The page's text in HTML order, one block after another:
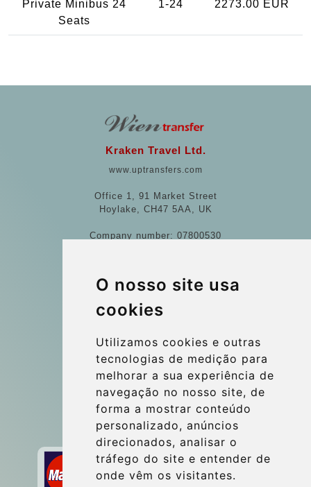
O nosso site usa
cookies
Utilizamos cookies e outras
tecnologias de medição para
melhorar a sua experiência de
navegação no nosso site, de
forma a mostrar conteúdo
personalizado, anúncios
direcionados, analisar o
tráfego do site e entender de
onde vêm os visitantes.
Private Minibus 24
Seats
1-24 2273.00 EUR
Kraken Travel Ltd.
www.uptransfers.com
Office 1, 91 Market Street
Hoylake, CH47 5AA, UK
Company number: 07800530
More
Blog
Contact
info@wientransfer.com
Secure Payment with STRIPE